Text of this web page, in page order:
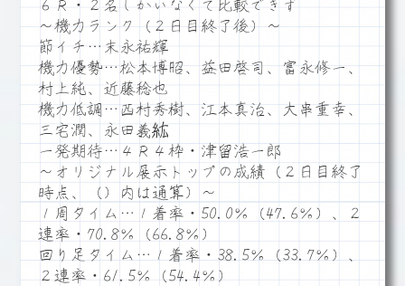
６Ｒ・２名しかいなくて比較できず
～機力ランク（２日目終了後）～
節イチ…末永祐輝
機力優勢…松本博昭、益田啓司、富永修一、
村上純、近藤稔也
機力低調…西村秀樹、江本真治、大串重幸、
三宅潤、永田義紘
一発期待…４Ｒ４枠・津留浩一郎
～オリジナル展示トップの成績（２日目終了
時点、（）内は通算）～
１周タイム…１着率・50.0％（47.6％）、２
連率・70.8％（66.8％）
回り足タイム…１着率・38.5％（33.7％）、
２連率・61.5％（54.4％）